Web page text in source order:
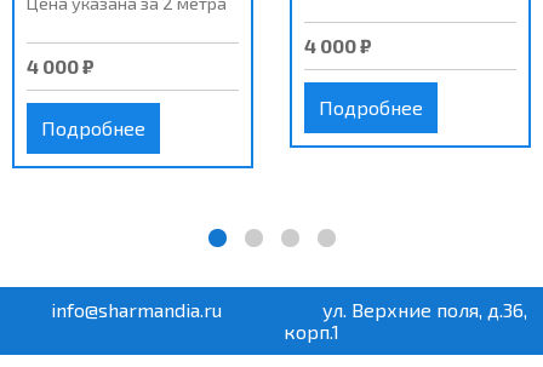
4 000 ₽
Подробнее
4 000 ₽
Подробнее
info@sharmandia.ru
ул. Верхние поля, д.36,
корп.1